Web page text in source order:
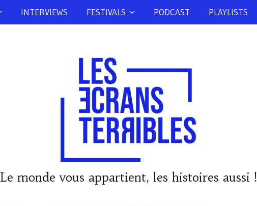
INTERVIEWS FESTIVALS PODCAST PLAYLISTS
Le monde vous appartient, les histoires aussi !